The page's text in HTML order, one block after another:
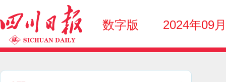
数字版 2024年09